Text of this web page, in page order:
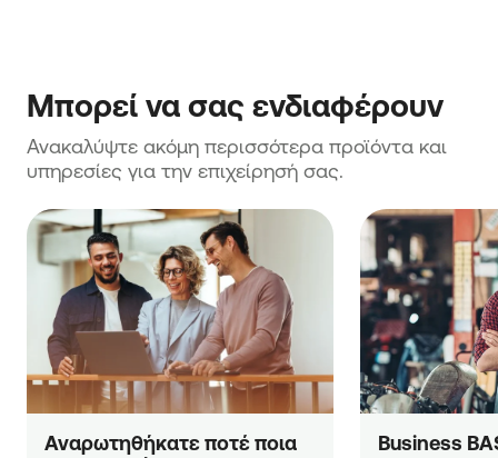
Μπορεί να σας ενδιαφέρουν
Ανακαλύψτε ακόμη περισσότερα προϊόντα και
υπηρεσίες για την επιχείρησή σας.
Αναρωτηθήκατε ποτέ ποια
Business